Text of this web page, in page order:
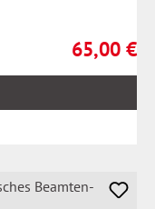
Regulärer
65,00 €